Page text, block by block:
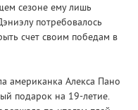
сезоне ему лишь
потребовалось
счет своим победам в
американка Алекса Пано
подарок на 19-летие.